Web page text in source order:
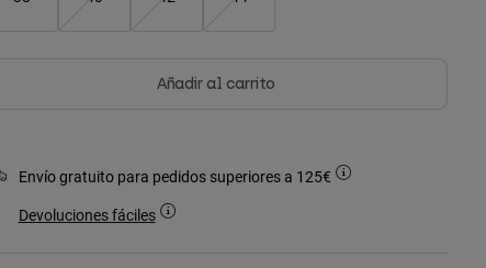
Añadir al carrito
Envío gratuito para pedidos superiores a 125€
Devoluciones fáciles